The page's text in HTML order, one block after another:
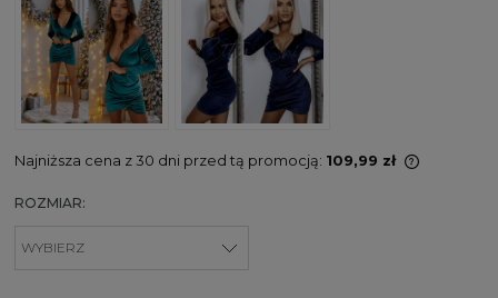
Najniższa cena z 30 dni przed tą promocją: 109,99 zł
ROZMIAR: